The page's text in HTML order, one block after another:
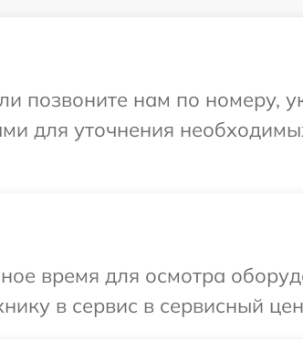
позвоните нам по номеру,
для уточнения
время для осмотра
в сервис в сервисный